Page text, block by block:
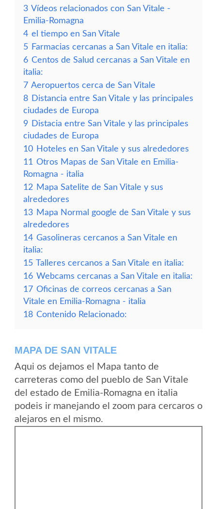
3 Vídeos relacionados con San Vitale -
Emilia-Romagna
4 el tiempo en San Vitale
5 Farmacias cercanas a San Vitale en italia:
6 Centos de Salud cercanas a San Vitale en
italia:
7 Aeropuertos cerca de San Vitale
8 Distancia entre San Vitale y las principales
ciudades de Europa
9 Distacia entre San Vitale y las principales
ciudades de Europa
10 Hoteles en San Vitale y sus alrededores
11 Otros Mapas de San Vitale en Emilia-
Romagna - italia
12 Mapa Satelite de San Vitale y sus
alrededores
13 Mapa Normal google de San Vitale y sus
alrededores
14 Gasolineras cercanos a San Vitale en
italia:
15 Talleres cercanos a San Vitale en italia:
16 Webcams cercanas a San Vitale en italia:
17 Oficinas de correos cercanas a San
Vitale en Emilia-Romagna - italia
18 Contenido Relacionado:
MAPA DE SAN VITALE
Aqui os dejamos el Mapa tanto de
carreteras como del pueblo de San Vitale
del estado de Emilia-Romagna en italia
podeis ir manejando el zoom para cercaros o
alejaros en el mismo.